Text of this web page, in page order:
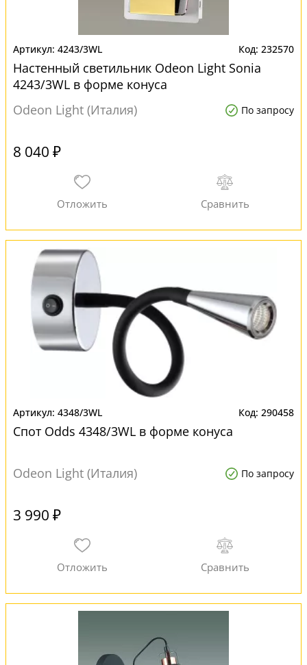
4243/3WL 232570
Настенный светильник Odeon Light Sonia
4243/3WL в форме конуса
Odeon Light (Италия)
По запросу
8 040 ₽
4348/3WL 290458
Спот Odds 4348/3WL в форме конуса
Odeon Light (Италия) По запросу
3 990 ₽